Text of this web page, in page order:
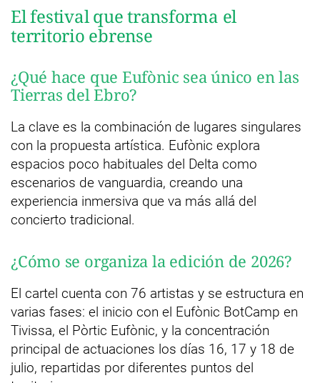
El festival que transforma el
territorio ebrense
¿Qué hace que Eufònic sea único en las
Tierras del Ebro?
La clave es la combinación de lugares singulares
con la propuesta artística. Eufònic explora
espacios poco habituales del Delta como
escenarios de vanguardia, creando una
experiencia inmersiva que va más allá del
concierto tradicional.
¿Cómo se organiza la edición de 2026?
El cartel cuenta con 76 artistas y se estructura en
varias fases: el inicio con el Eufònic BotCamp en
Tivissa, el Pòrtic Eufònic, y la concentración
principal de actuaciones los días 16, 17 y 18 de
julio, repartidas por diferentes puntos del